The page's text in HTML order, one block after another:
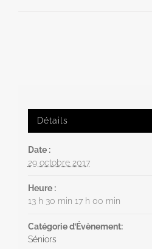
Détails
Date :
29 octobre 2017
Heure :
13 h 30 min 17 h 00 min
Catégorie d’Évènement:
Séniors